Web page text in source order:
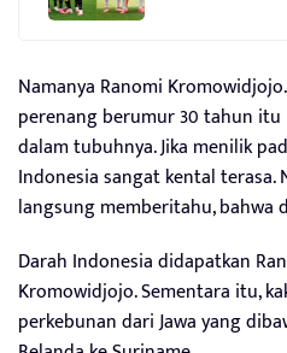
Namanya Ranomi
perenang berumur 30 tahun
dalam tubuhnya. Jika menilik
Indonesia sangat kental terasa.
langsung memberitahu, bahwa
Darah Indonesia didapatkan
Kromowidjojo. Sementara itu,
perkebunan dari Jawa yang